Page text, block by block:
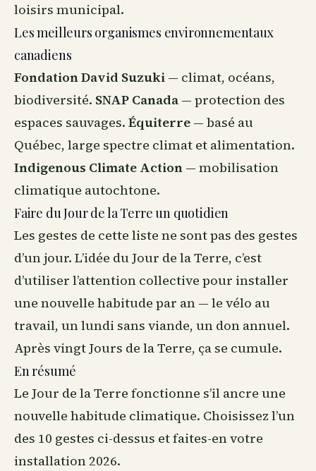
loisirs municipal.
Les meilleurs organismes environnementaux
canadiens
Fondation David Suzuki — climat, océans,
biodiversité. SNAP Canada — protection des
espaces sauvages. Équiterre — basé au
Québec, large spectre climat et alimentation.
Indigenous Climate Action — mobilisation
climatique autochtone.
Faire du Jour de la Terre un quotidien
Les gestes de cette liste ne sont pas des gestes
d’un jour. L’idée du Jour de la Terre, c’est
d’utiliser l’attention collective pour installer
une nouvelle habitude par an — le vélo au
travail, un lundi sans viande, un don annuel.
Après vingt Jours de la Terre, ça se cumule.
En résumé
Le Jour de la Terre fonctionne s’il ancre une
nouvelle habitude climatique. Choisissez l’un
des 10 gestes ci-dessus et faites-en votre
installation 2026.